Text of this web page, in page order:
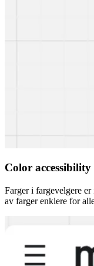
Color accessibility
Farger i fargevelgere
av farger enklere for